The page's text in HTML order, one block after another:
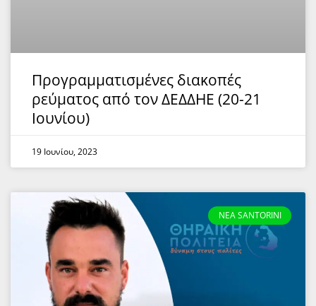
Προγραμματισμένες διακοπές
ρεύματος από τον ΔΕΔΔΗΕ (20-21
Ιουνίου)
19 Ιουνίου, 2023
NEA SANTORINI